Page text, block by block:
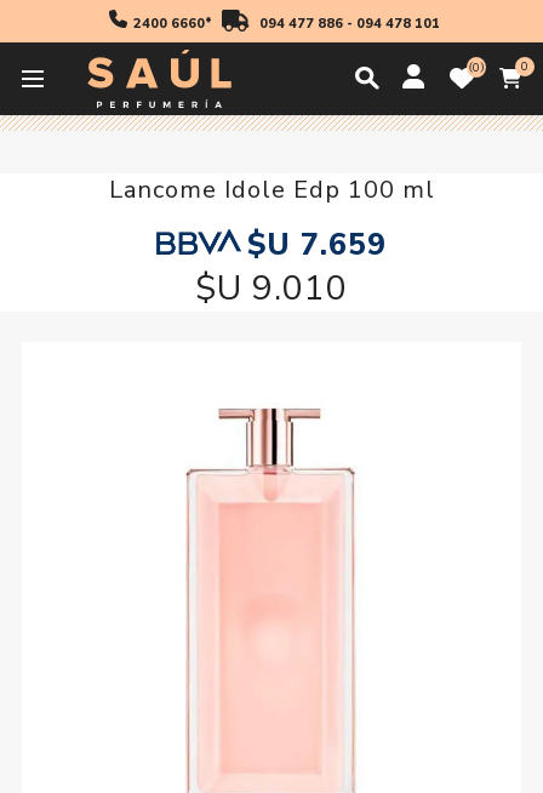
2400 6660* 094 477 886- 094 478 101
0 0
Inicio 30 off
Lancome Idole Edp 100 ml
$U 7.659
$U 9.010